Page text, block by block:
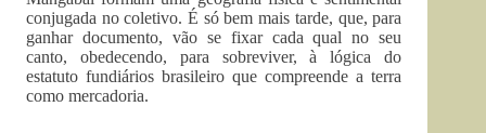
conjugada no coletivo. É só bem mais tarde, que, para
ganhar documento, vão se fixar cada qual no seu
canto, obedecendo, para sobreviver, à lógica do
estatuto fundiários brasileiro que compreende a terra
como mercadoria.